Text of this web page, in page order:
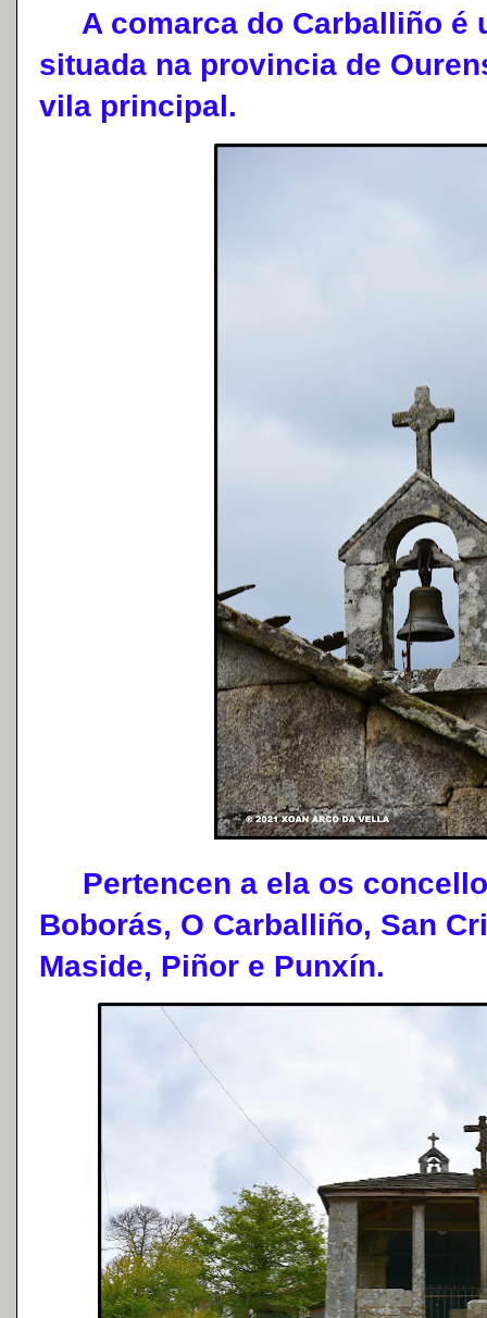
A comarca do Carballiño é
situada na provincia de
vila principal.
Pertencen a ela os
Boborás, O Carballiño, San
Maside, Piñor e Punxín.